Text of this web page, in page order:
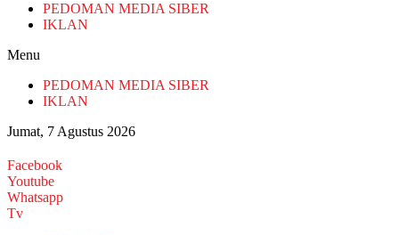
PEDOMAN MEDIA SIBER
IKLAN
Menu
PEDOMAN MEDIA SIBER
IKLAN
Jumat, 7 Agustus 2026
Facebook
Youtube
Whatsapp
Tv